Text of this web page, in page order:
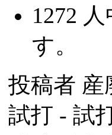
1272 人
す。
投稿者 産
試打 - 試